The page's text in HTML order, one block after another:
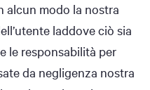
alcun modo la nostra
laddove ciò sia
le responsabilità per
da negligenza nostra